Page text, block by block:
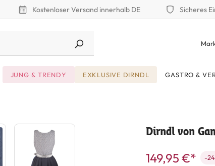
Kostenloser Versand innerhalb DE Sicheres
JUNG & TRENDY EXKLUSIVE DIRNDL GASTRO &
Dirndl von
149,95 €* -